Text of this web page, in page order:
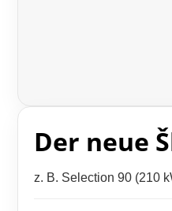
Der neue
z. B. Selection 90 (210